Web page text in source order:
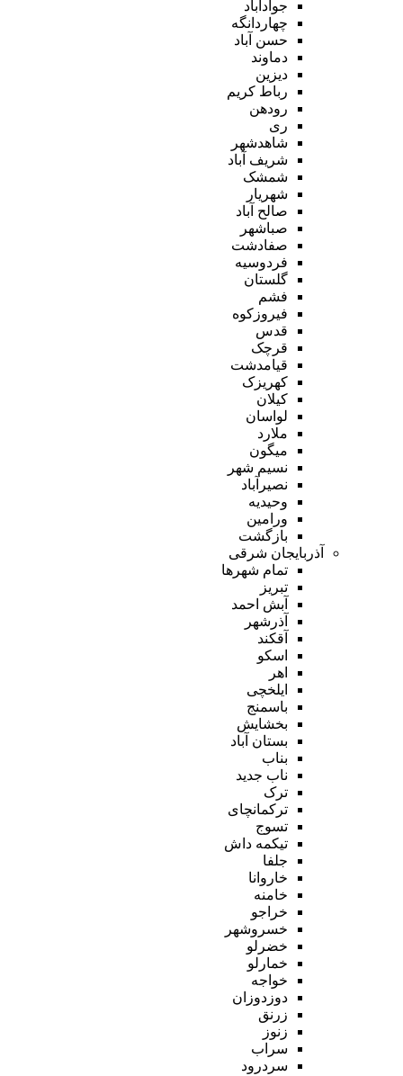
جوادآباد
چهاردانگه
حسن آباد
دماوند
دیزین
رباط کریم
رودهن
ری
شاهدشهر
شریف آباد
شمشک
شهریار
صالح آباد
صباشهر
صفادشت
فردوسیه
گلستان
فشم
فیروزکوه
قدس
قرچک
قیامدشت
کهریزک
کیلان
لواسان
ملارد
میگون
نسیم شهر
نصیرآباد
وحیدیه
ورامین
بازگشت
آذربایجان شرقی
تمام شهر‌ها
تبریز
آبش احمد
آذرشهر
آقکند
اسکو
اهر
ایلخچی
باسمنج
بخشایش
بستان آباد
بناب
ناب جدید
ترک
ترکمانچای
تسوج
تیکمه داش
جلفا
خاروانا
خامنه
خراجو
خسروشهر
خضرلو
خمارلو
خواجه
دوزدوزان
زرنق
زنوز
سراب
سردرود